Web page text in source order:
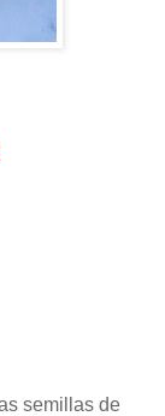
semillas de